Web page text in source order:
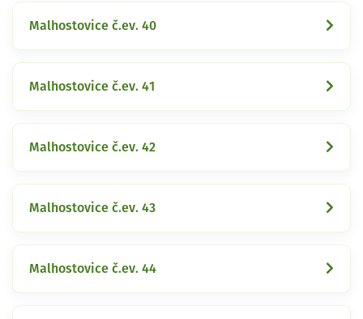
Malhostovice č.ev. 40
Malhostovice č.ev. 41
Malhostovice č.ev. 42
Malhostovice č.ev. 43
Malhostovice č.ev. 44